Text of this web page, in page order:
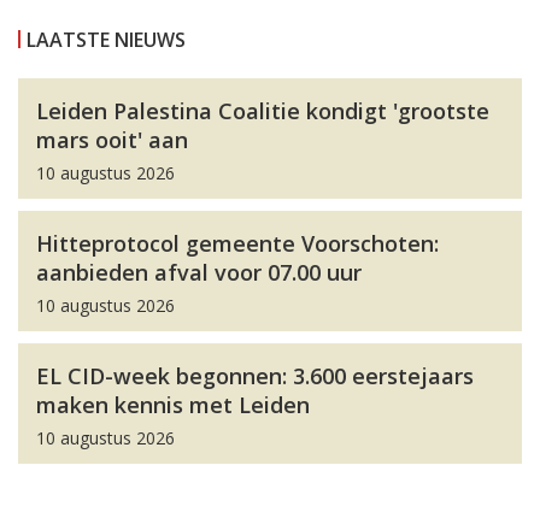
LAATSTE NIEUWS
Leiden Palestina Coalitie kondigt 'grootste
mars ooit' aan
10 augustus 2026
Hitteprotocol gemeente Voorschoten:
aanbieden afval voor 07.00 uur
10 augustus 2026
EL CID-week begonnen: 3.600 eerstejaars
maken kennis met Leiden
10 augustus 2026